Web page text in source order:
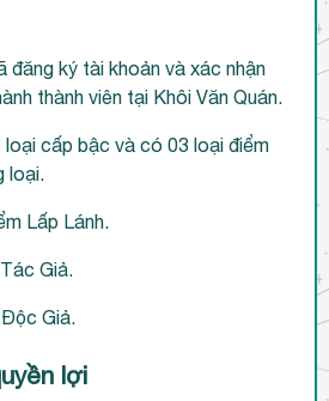
đăng ký tài khoản và xác nhận
thành viên tại Khôi Văn Quán.
loại cấp bậc và có 03 loại điểm
loại.
Lấp Lánh.
Giả.
Giả.
lợi